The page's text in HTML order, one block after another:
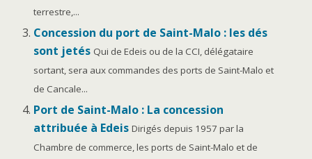
terrestre,...
Concession du port de Saint-Malo : les dés
sont jetés Qui de Edeis ou de la CCI, délégataire
sortant, sera aux commandes des ports de Saint-Malo et
de Cancale...
Port de Saint-Malo : La concession
attribuée à Edeis Dirigés depuis 1957 par la
Chambre de commerce, les ports de Saint-Malo et de